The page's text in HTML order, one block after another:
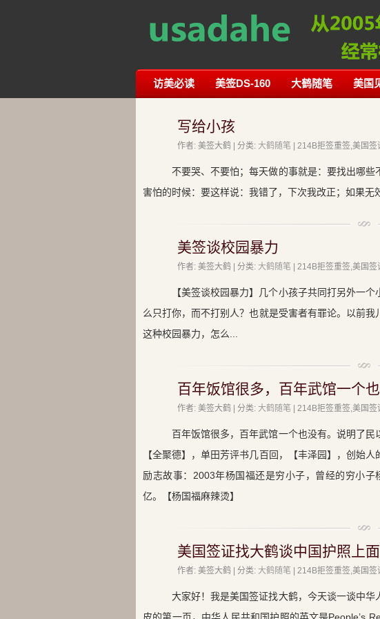
访美必读 美签DS-160 大鹤随笔 美国
写给小孩
作者: 美签大鹤 | 分类: 大鹤随笔 | 214B拒签重签,美国
不要哭、不要怕；每天做的事就是：要找出哪
害怕的时候：要这样说：我错了，下次我改正；如果无
美签谈校园暴力
作者: 美签大鹤 | 分类: 大鹤随笔 | 214B拒签重签,美国
【美签谈校园暴力】几个小孩子共同打另外一
么只打你，而不打别人？也就是受害者有罪论。以前我
这种校园暴力，怎么...
百年饭馆很多，百年武馆一个
作者: 美签大鹤 | 分类: 大鹤随笔 | 214B拒签重签,美国
百年饭馆很多，百年武馆一个也没有。说明了
【全聚德】，单田芳评书几百回，【丰泽园】，创始
励志故事：2003年杨国福还是穷小子，曾经的穷小
亿。【杨国福麻辣烫】
美国签证找大鹤谈中国护照上
作者: 美签大鹤 | 分类: 大鹤随笔 | 214B拒签重签,美国
大家好！我是美国签证找大鹤，今天谈一谈中